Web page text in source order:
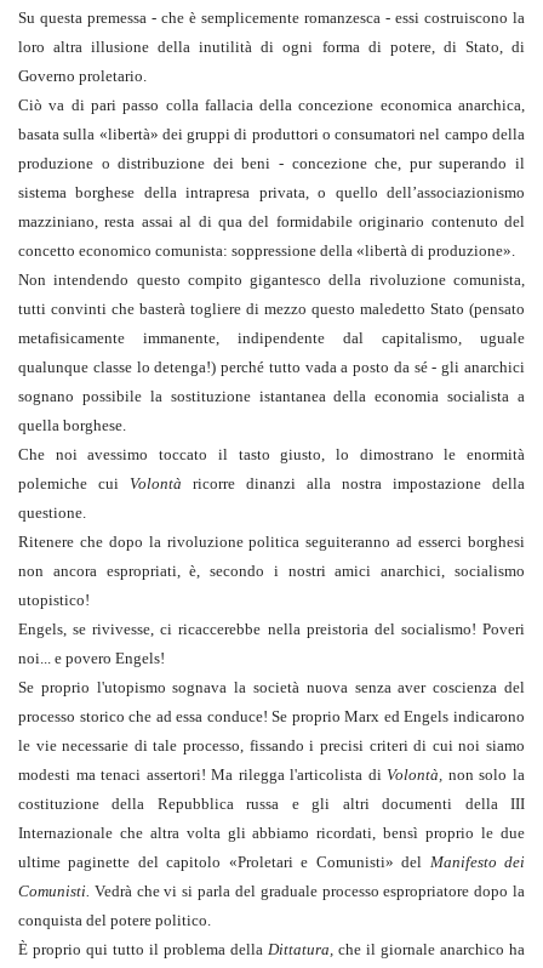
Su questa premessa - che è semplicemente romanzesca - essi costruiscono la
loro altra illusione della inutilità di ogni forma di potere, di Stato, di
Governo proletario.
Ciò va di pari passo colla fallacia della concezione economica anarchica,
basata sulla «libertà» dei gruppi di produttori o consumatori nel campo della
produzione o distribuzione dei beni - concezione che, pur superando il
sistema borghese della intrapresa privata, o quello dell’associazionismo
mazziniano, resta assai al di qua del formidabile originario contenuto del
concetto economico comunista: soppressione della «libertà di produzione».
Non intendendo questo compito gigantesco della rivoluzione comunista,
tutti convinti che basterà togliere di mezzo questo maledetto Stato (pensato
metafisicamente immanente, indipendente dal capitalismo, uguale
qualunque classe lo detenga!) perché tutto vada a posto da sé - gli anarchici
sognano possibile la sostituzione istantanea della economia socialista a
quella borghese.
Che noi avessimo toccato il tasto giusto, lo dimostrano le enormità
polemiche cui Volontà ricorre dinanzi alla nostra impostazione della
questione.
Ritenere che dopo la rivoluzione politica seguiteranno ad esserci borghesi
non ancora espropriati, è, secondo i nostri amici anarchici, socialismo
utopistico!
Engels, se rivivesse, ci ricaccerebbe nella preistoria del socialismo! Poveri
noi... e povero Engels!
Se proprio l'utopismo sognava la società nuova senza aver coscienza del
processo storico che ad essa conduce! Se proprio Marx ed Engels indicarono
le vie necessarie di tale processo, fissando i precisi criteri di cui noi siamo
modesti ma tenaci assertori! Ma rilegga l'articolista di Volontà, non solo la
costituzione della Repubblica russa e gli altri documenti della III
Internazionale che altra volta gli abbiamo ricordati, bensì proprio le due
ultime paginette del capitolo «Proletari e Comunisti» del Manifesto dei
Comunisti. Vedrà che vi si parla del graduale processo espropriatore dopo la
conquista del potere politico.
È proprio qui tutto il problema della Dittatura, che il giornale anarchico ha